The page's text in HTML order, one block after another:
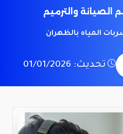
الصيانة والترميم
المياه بالظهران
تحديث: 01/01/2026